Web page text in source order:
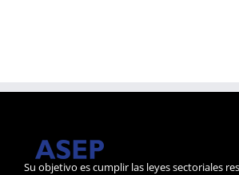
Su objetivo es cumplir las leyes sectoriales